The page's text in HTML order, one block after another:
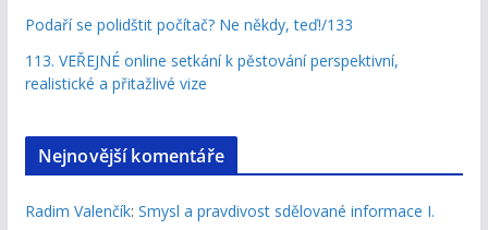
Podaří se polidštit počítač? Ne někdy, teď!/133
113. VEŘEJNÉ online setkání k pěstování perspektivní,
realistické a přitažlivé vize
Nejnovější komentáře
Radim Valenčík: Smysl a pravdivost sdělované informace I.